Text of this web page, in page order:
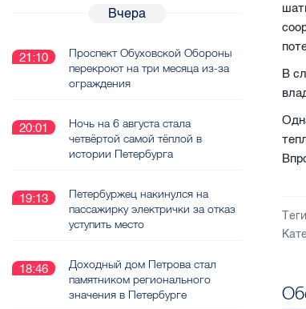
В
Вчера
21:10
Проспект Обуховской Обороны
перекроют на три месяца из-за
ограждения
20:01
Ночь на 6 августа стала
четвёртой самой тёплой в
истории Петербурга
19:13
Петербуржец накинулся на
пассажирку электрички за отказ
уступить место
18:46
Доходный дом Петрова стал
памятником регионального
значения в Петербурге